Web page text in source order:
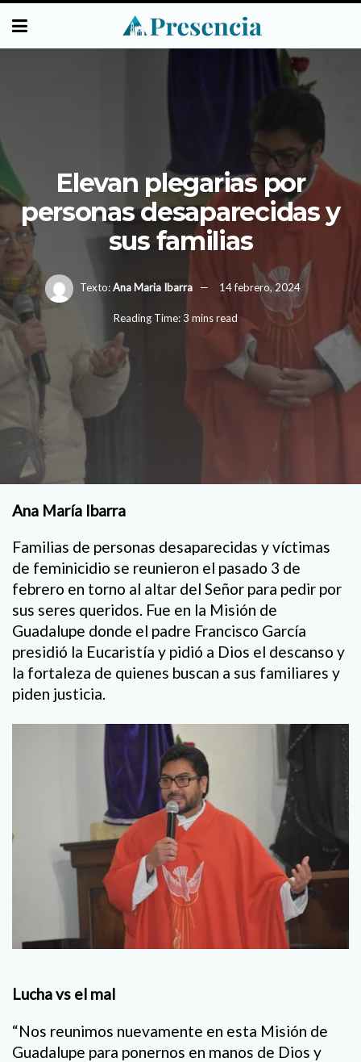
Elevan plegarias por
personas desaparecidas y
sus familias
Texto:Ana Maria Ibarra 14 febrero, 2024
Reading Time: 3 mins read
Ana María Ibarra
Familias de personas desaparecidas y víctimas
de feminicidio se reunieron el pasado 3 de
febrero en torno al altar del Señor para pedir por
sus seres queridos. Fue en la Misión de
Guadalupe donde el padre Francisco García
presidió la Eucaristía y pidió a Dios el descanso y
la fortaleza de quienes buscan a sus familiares y
piden justicia.
Lucha vs el mal
“Nos reunimos nuevamente en esta Misión de
Guadalupe para ponernos en manos de Dios y